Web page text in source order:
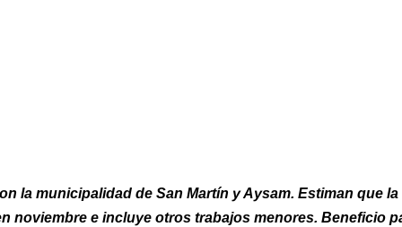
la municipalidad de San Martín y Aysam. Estiman que la
noviembre e incluye otros trabajos menores. Beneficio